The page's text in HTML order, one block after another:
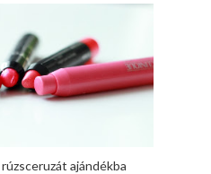
rúzsceruzát ajándékba